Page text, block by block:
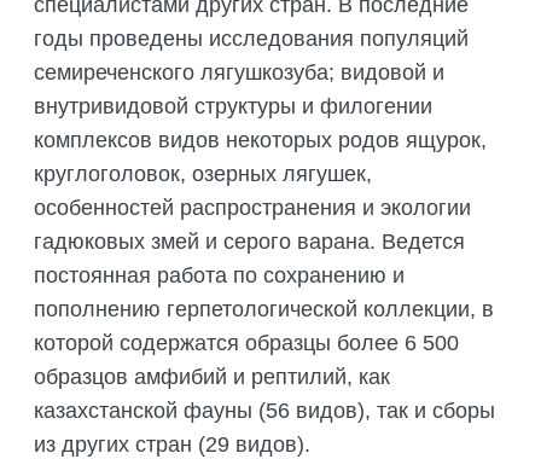
специалистами других стран. В последние
годы проведены исследования популяций
семиреченского лягушкозуба; видовой и
внутривидовой структуры и филогении
комплексов видов некоторых родов ящурок,
круглоголовок, озерных лягушек,
особенностей распространения и экологии
гадюковых змей и серого варана. Ведется
постоянная работа по сохранению и
пополнению герпетологической коллекции, в
которой содержатся образцы более 6 500
образцов амфибий и рептилий, как
казахстанской фауны (56 видов), так и сборы
из других стран (29 видов).